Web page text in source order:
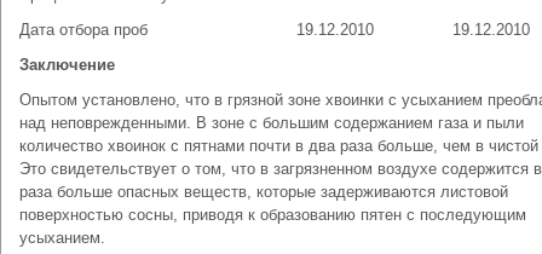
Дата отбора проб
19.12.2010
19.12.2010
Заключение
Опытом установлено, что в грязной зоне хвоинки с усыханием
над неповрежденными. В зоне с большим содержанием газа и пыли
количество хвоинок с пятнами почти в два раза больше, чем в чистой
Это свидетельствует о том, что в загрязненном воздухе содержится
раза больше опасных веществ, которые задерживаются листовой
поверхностью сосны, приводя к образованию пятен с последующим
усыханием.